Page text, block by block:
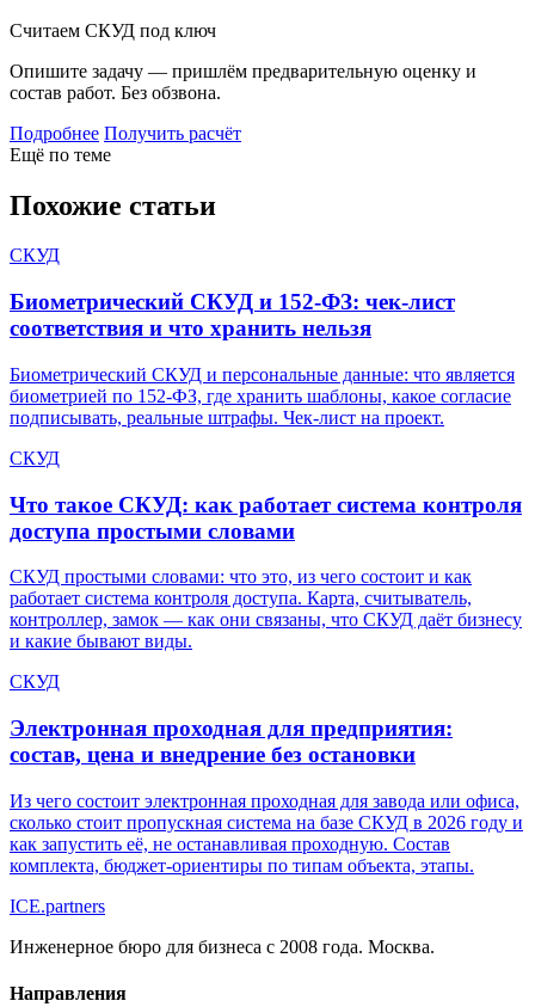
Считаем СКУД под ключ
Опишите задачу — пришлём предварительную оценку и
состав работ. Без обзвона.
Подробнее Получить расчёт
Ещё по теме
Похожие статьи
СКУД
Биометрический СКУД и 152-ФЗ: чек-лист
соответствия и что хранить нельзя
Биометрический СКУД и персональные данные: что является
биометрией по 152-ФЗ, где хранить шаблоны, какое согласие
подписывать, реальные штрафы. Чек-лист на проект.
СКУД
Что такое СКУД: как работает система контроля
доступа простыми словами
СКУД простыми словами: что это, из чего состоит и как
работает система контроля доступа. Карта, считыватель,
контроллер, замок — как они связаны, что СКУД даёт бизнесу
и какие бывают виды.
СКУД
Электронная проходная для предприятия:
состав, цена и внедрение без остановки
Из чего состоит электронная проходная для завода или офиса,
сколько стоит пропускная система на базе СКУД в 2026 году и
как запустить её, не останавливая проходную. Состав
комплекта, бюджет-ориентиры по типам объекта, этапы.
ICE.partners
Инженерное бюро для бизнеса с 2008 года. Москва.
Направления